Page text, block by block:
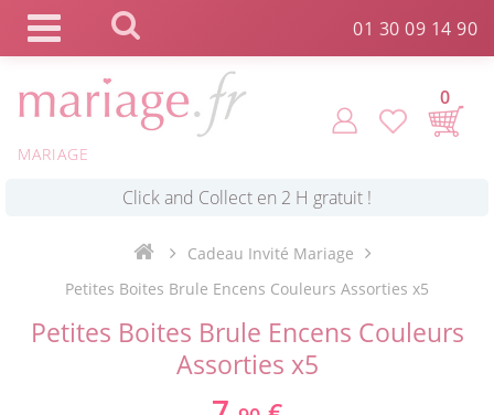
01 30 09 14 90
MARIAGE
0
Commande expédiée en 24h ! *
Livraison point relais gratuit dès 89 € ! *
Cadeau Invité Mariage
Petites Boites Brule Encens Couleurs Assorties x5
Petites Boites Brule Encens Couleurs
Assorties x5
Panneau de gestion des cookies